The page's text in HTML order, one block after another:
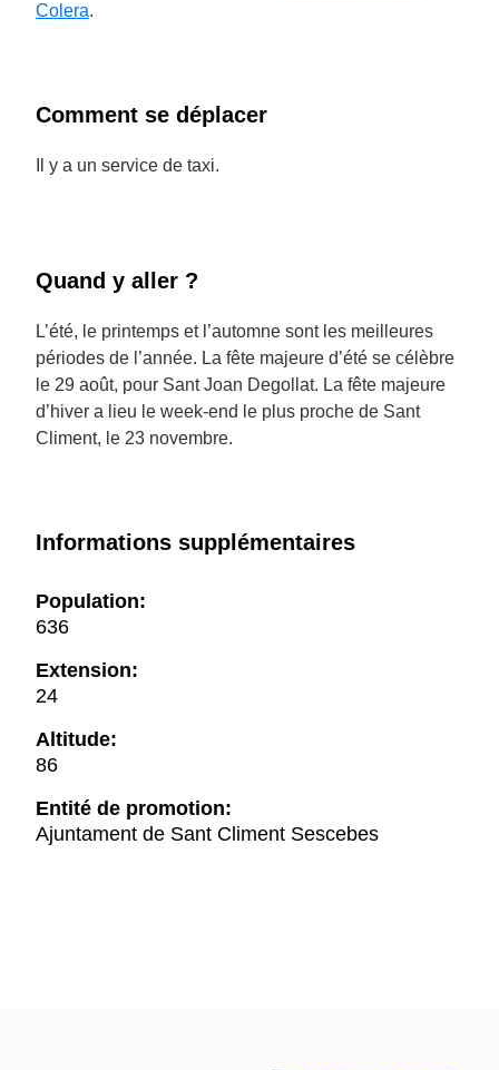
Colera.
Comment se déplacer
Il y a un service de taxi.
Quand y aller ?
L’été, le printemps et l’automne sont les meilleures
périodes de l’année. La fête majeure d’été se célèbre
le 29 août, pour Sant Joan Degollat. La fête majeure
d’hiver a lieu le week-end le plus proche de Sant
Climent, le 23 novembre.
Informations supplémentaires
Population:
636
Extension:
24
Altitude:
86
Entité de promotion:
Ajuntament de Sant Climent Sescebes